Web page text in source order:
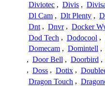
Diviotec , Divis ,
Dl Cam , Dlt Plenty ,
Dnt , Dnvr , Docker
Dod Tech , Dodocool ,
Domecam , Domintell ,
, Door Bell , Doorbird ,
, Doss , Dotix ,
Dragon Touch ,